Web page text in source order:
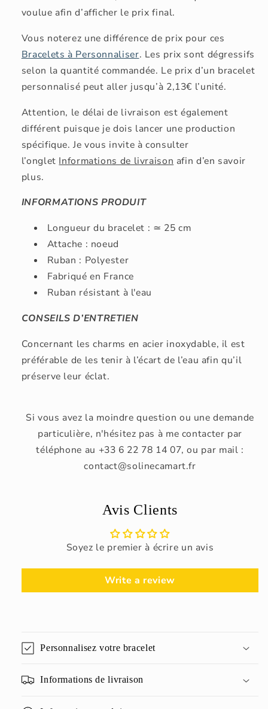
voulue afin d’afficher le prix final.
Vous noterez une différence de prix pour ces
Bracelets à Personnaliser. Les prix sont dégressifs
selon la quantité commandée. Le prix d’un bracelet
personnalisé peut aller jusqu’à 2,13€ l’unité.
Attention, le délai de livraison est également
différent puisque je dois lancer une production
spécifique. Je vous invite à consulter
l’onglet Informations de livraison afin d’en savoir
plus.
INFORMATIONS PRODUIT
Longueur du bracelet : ≃ 25 cm
Attache : noeud
Ruban : Polyester
Fabriqué en France
Ruban résistant à l'eau
CONSEILS D’ENTRETIEN
Concernant les charms en acier inoxydable, il est
préférable de les tenir à l’écart de l’eau afin qu’il
préserve leur éclat.
Si vous avez la moindre question ou une demande
particulière, n'hésitez pas à me contacter par
téléphone au +33 6 22 78 14 07, ou par mail :
contact@solinecamart.fr
Avis Clients
Soyez le premier à écrire un avis
Write a review
Personnalisez votre bracelet
Informations de livraison